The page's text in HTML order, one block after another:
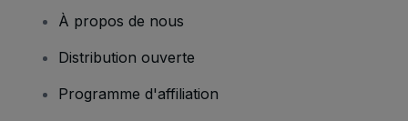
À propos de nous
Distribution ouverte
Programme d'affiliation